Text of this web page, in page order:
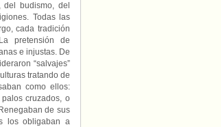
budismo, del
Todas las
cada tradición
pretensión de
e injustas. De
“salvajes”
tratando de
como ellos:
cruzados, o
de sus
los obligaban a